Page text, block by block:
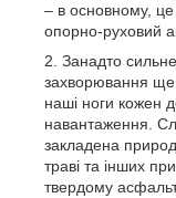
– в основному,
опорно-руховий
Занадто
захворювання ще
наші ноги кожен
навантаження.
закладена
траві та інших
твердому